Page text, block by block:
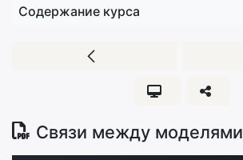
Содержание курса
Связи между моделями